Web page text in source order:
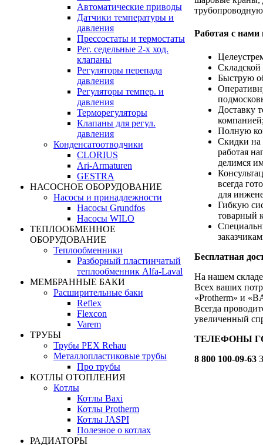
Автоматические приводы
Датчики температуры и
давления
Прессостаты и термостаты
Рег. седельные 2-х ход.
клапаны
Регуляторы перепада
давления
Регуляторы темпер. и
давления
Терморегуляторы
Клапаны для регул.
давления
Конденсатоотводчики
CLORIUS
Ari-Armaturen
GESTRA
НАСОСНОЕ ОБОРУДОВАНИЕ
Насосы и принадлежности
Насосы Grundfos
Насосы WILO
ТЕПЛООБМЕННОЕ
ОБОРУДОВАНИЕ
Теплообменники
Разборный пластинчатый
теплообменник Alfa-Laval
МЕМБРАННЫЕ БАКИ
Расширительные баки
Reflex
Flexcon
Varem
ТРУБЫ
Трубы PEX Rehau
Металлопластиковые трубы
Про трубы
КОТЛЫ ОТОПЛЕНИЯ
Котлы
Котлы Baxi
Котлы Protherm
Котлы JASPI
Полезное о котлах
РАДИАТОРЫ
Работая с нами
Быструю
Доставку
Полную
Скидки на
работая
делимся
всегда
для
Гибкую
товарный
Бесплатная
На нашем складе
Всех ваших
«Protherm» и
Всегда
увеличенный
ТЕЛЕФОНЫ
8 800 100-09-63